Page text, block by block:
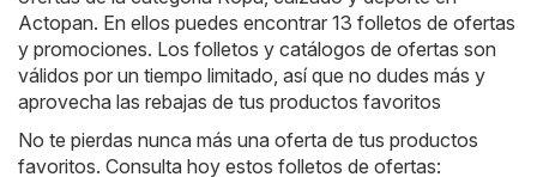
Actopan. En ellos puedes encontrar 13 folletos de ofertas
y promociones. Los folletos y catálogos de ofertas son
válidos por un tiempo limitado, así que no dudes más y
aprovecha las rebajas de tus productos favoritos
No te pierdas nunca más una oferta de tus productos
favoritos. Consulta hoy estos folletos de ofertas: